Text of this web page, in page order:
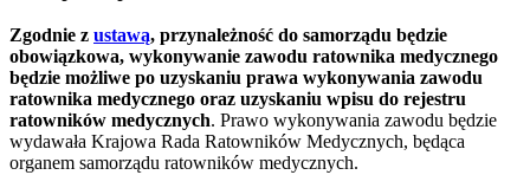
Zgodnie z ustawą, przynależność do samorządu będzie
obowiązkowa, wykonywanie zawodu ratownika medycznego
będzie możliwe po uzyskaniu prawa wykonywania zawodu
ratownika medycznego oraz uzyskaniu wpisu do rejestru
ratowników medycznych. Prawo wykonywania zawodu będzie
wydawała Krajowa Rada Ratowników Medycznych, będąca
organem samorządu ratowników medycznych.